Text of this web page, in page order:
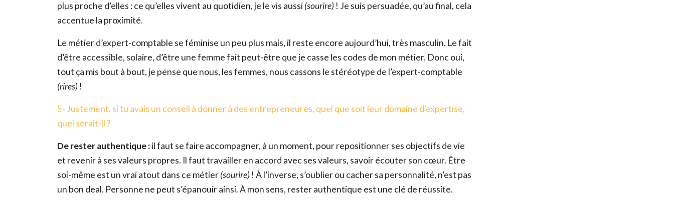
plus proche d’elles : ce qu’elles vivent au quotidien, je le vis aussi(sourire) ! Je suis persuadée, qu’au final, cela
accentue la proximité.
Le métier d’expert-comptable se féminise un peu plus mais, il reste encore aujourd’hui, très masculin. Le fait
d’être accessible, solaire, d’être une femme fait peut-être que je casse les codes de mon métier. Donc oui,
tout ça mis bout à bout, je pense que nous, les femmes, nous cassons le stéréotype de l’expert-comptable
(rires) !
5- Justement, si tu avais un conseil à donner à des entrepreneures, quel que soit leur domaine d’expertise,
quel serait-il ?
De rester authentique :il faut se faire accompagner, à un moment, pour repositionner ses objectifs de vie
et revenir à ses valeurs propres. Il faut travailler en accord avec ses valeurs, savoir écouter son cœur. Être
soi-même est un vrai atout dans ce métier(sourire) ! À l’inverse, s’oublier ou cacher sa personnalité, n’est pas
un bon deal. Personne ne peut s’épanouir ainsi. À mon sens, rester authentique est une clé de réussite.